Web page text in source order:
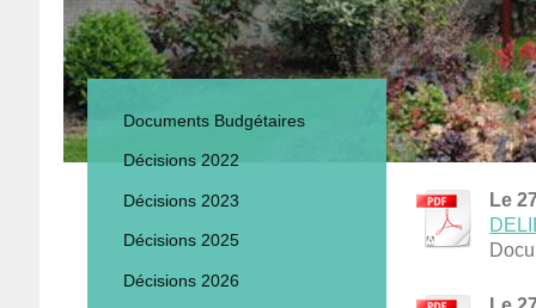
Le
Documents Budgétaires
Décisions 2022
Décisions 2023
Décisions 2025
Décisions 2026